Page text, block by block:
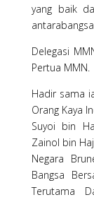
yang baik
Delegasi
Pertua MMN.
Hadir sama
Orang Kaya
Suyoi bin
Zainol bin
Negara
Bangsa
Terutama